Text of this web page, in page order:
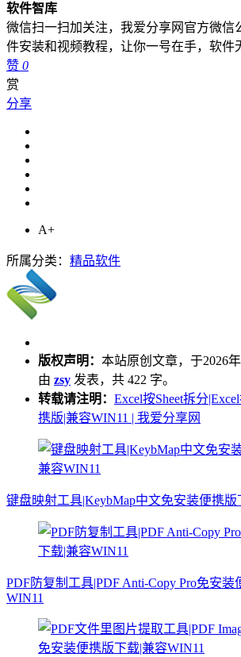
软件智库
微信扫一扫加关注，我爱分享网官方微信
件安装和视频教程，让你一号在手，软件
赞 0
赏
分享
A+
所属分类： 精品软件
版权声明： 本站原创文章，于2026年
由 zsy 发表，共 422 字。
转载请注明： Excel按Sheet拆分
携版|兼容WIN11 | 我爱分享网
键盘映射工具|KeybMap中文免安装便携版
PDF防复制工具|PDF Anti-Copy Pro免安装
WIN11